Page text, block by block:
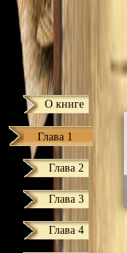
О книге
Глава 1
Глава 2
Глава 3
Глава 4